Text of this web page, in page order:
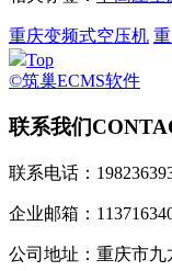
重庆变频式空压机
Top
©筑巢ECMS软件
联系我们
联系电话：
企业邮箱：
公司地址：重庆市